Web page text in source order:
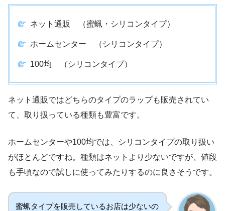
ネット通販 （蜜蝋・シリコンタイプ）
ホームセンター （シリコンタイプ）
100均 （シリコンタイプ）
ネット通販ではどちらのタイプのラップも販売されてい
て、取り扱っている種類も豊富です。
ホームセンターや100均では、シリコンタイプの取り扱い
がほとんどですね。種類はネットより少ないですが、値段
も手頃なので試しに使ってみたりするのに良さそうです。
蜜蝋タイプを販売しているお店は少ないの